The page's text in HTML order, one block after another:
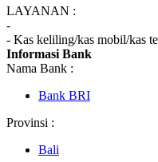
LAYANAN :
-
- Kas keliling/kas mobil/kas
Informasi Bank
Nama Bank :
Bank BRI
Provinsi :
Bali